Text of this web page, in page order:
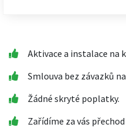
Aktivace a instalace na
Smlouva bez závazků
Žádné skryté poplatky.
Zařídíme za vás